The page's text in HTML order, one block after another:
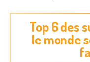
Top 6 des
le monde